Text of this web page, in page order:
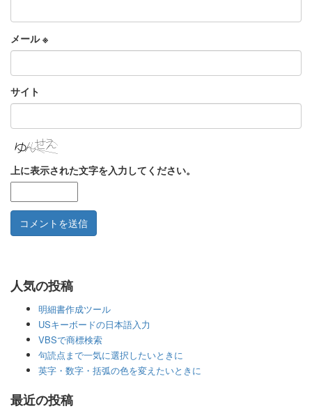
メール※
サイト
上に表示された文字を入力してください。
人気の投稿
明細書作成ツール
USキーボードの日本語入力
VBSで商標検索
句読点まで一気に選択したいときに
英字・数字・括弧の色を変えたいときに
最近の投稿